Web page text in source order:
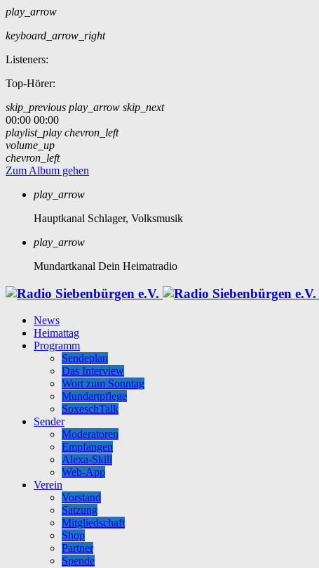
play_arrow
keyboard_arrow_right
Listeners:
Top-Hörer:
skip_previous play_arrow skip_next
00:00 00:00
playlist_play chevron_left
volume_up
chevron_left
Zum Album gehen
play_arrow
Hauptkanal Schlager, Volksmusik
play_arrow
Mundartkanal Dein Heimatradio
News
Heimattag
Programm
Sendeplan
Das Interview
Wort zum Sonntag
Mundartpflege
SoxeschTalk
Sender
Moderatoren
Empfangen
Alexa-Skill
Web-App
Verein
Vorstand
Satzung
Mitgliedschaft
Shop
Partner
Spende